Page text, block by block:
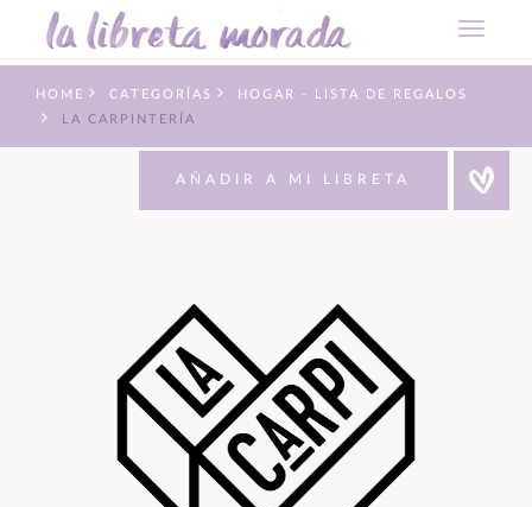
HOME CATEGORÍAS
HOGAR - LISTA DE REGALOS
LA CARPINTERÍA
AÑADIR A MI LIBRETA